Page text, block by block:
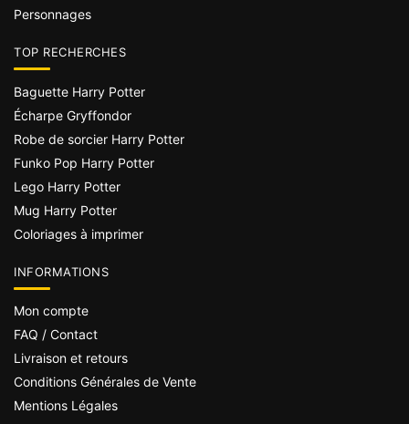
Personnages
TOP RECHERCHES
Baguette Harry Potter
Écharpe Gryffondor
Robe de sorcier Harry Potter
Funko Pop Harry Potter
Lego Harry Potter
Mug Harry Potter
Coloriages à imprimer
INFORMATIONS
Mon compte
FAQ / Contact
Livraison et retours
Conditions Générales de Vente
Mentions Légales